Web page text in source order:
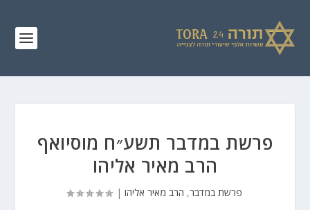
פרשת במדבר תשע״ח מוסיואף
הרב מאיר אליהו
פרשת במדבר, הרב מאיר אליהו |